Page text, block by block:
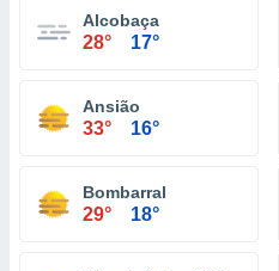
Alcobaça
28° 17°
Ansião
33° 16°
Bombarral
29° 18°